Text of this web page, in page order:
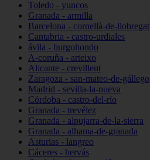
Toledo - yuncos
Granada - armilla
Barcelona - cornellà-de-llobregat
Cantabria - castro-urdiales
ávila - burgohondo
A-coruña - arteixo
Alicante - crevillent
Zaragoza - san-mateo-de-gállego
Madrid - sevilla-la-nueva
Córdoba - castro-del-río
Granada - trevélez
Granada - alpujarra-de-la-sierra
Granada - alhama-de-granada
Asturias - langreo
Cáceres - hervás